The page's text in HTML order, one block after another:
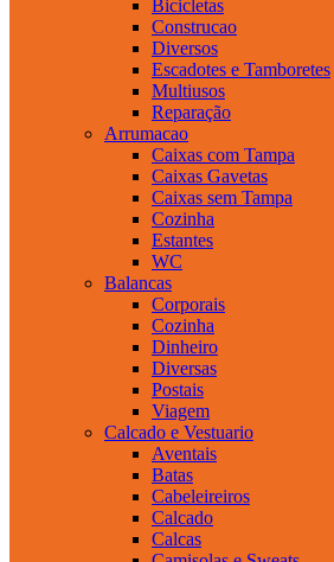
Bicicletas
Construcao
Diversos
Escadotes e Tamboretes
Multiusos
Reparação
Arrumacao
Caixas com Tampa
Caixas Gavetas
Caixas sem Tampa
Cozinha
Estantes
WC
Balancas
Corporais
Cozinha
Dinheiro
Diversas
Postais
Viagem
Calcado e Vestuario
Aventais
Batas
Cabeleireiros
Calcado
Calcas